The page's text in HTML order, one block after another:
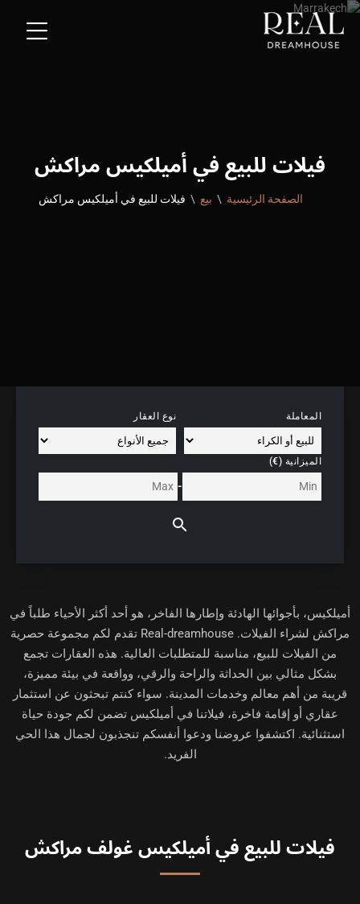
فيلات للبيع في أميلكيس مراكش
الصفحة الرئيسية بيع فيلات للبيع في أميلكيس مراكش
المعاملة نوع العقار
الميزانية (€)
-
أميلكيس، بأجوائها الهادئة وإطارها الفاخر، هو أحد أكثر الأحياء طلباً في
مراكش لشراء الفيلات. Real-dreamhouse تقدم لكم مجموعة حصرية
من الفيلات للبيع، مناسبة للمتطلبات العالية. هذه العقارات تجمع
بشكل مثالي بين الحداثة والراحة والرقي، وواقعة في بيئة مميزة،
قريبة من أهم معالم وخدمات المدينة. سواء كنتم تبحثون عن استثمار
عقاري أو إقامة فاخرة، فيلاتنا في أميلكيس تضمن لكم جودة حياة
استثنائية. اكتشفوا عروضنا ودعوا أنفسكم تنجذبون لجمال هذا الحي
الفريد.
فيلات للبيع في أميلكيس غولف مراكش